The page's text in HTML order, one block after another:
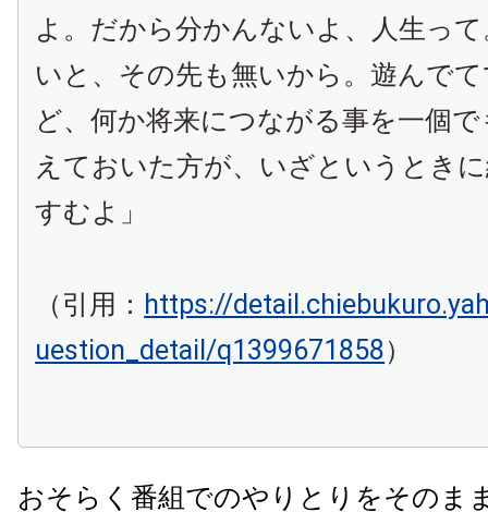
よ。だから分かんないよ、人生っ
いと、その先も無いから。遊んで
ど、何か将来につながる事を一個
えておいた方が、いざというとき
すむよ」
（引用： https://
uestion_detail/q1399671858）
おそらく番組でのやりとりをそのま